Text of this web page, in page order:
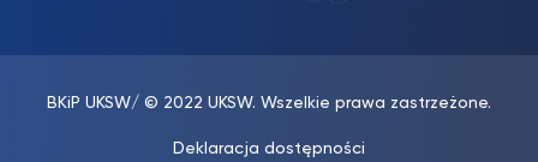
BKiP UKSW/ © 2022 UKSW. Wszelkie prawa zastrzeżone.
Deklaracja dostępności